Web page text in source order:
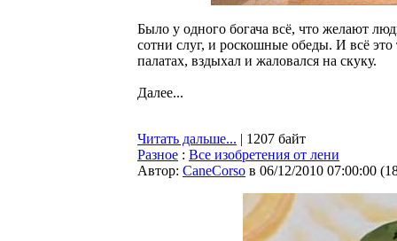
Было у одного богача всё, что желают
сотни слуг, и роскошные обеды. И всё
палатах, вздыхал и жаловался на скуку.
Далее...
Читать дальше... | 1207 байт
Разное : Все изобретения от лени
Автор: CaneCorso в 06/12/2010 07:00:00 (